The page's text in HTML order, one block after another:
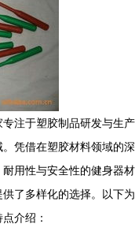
注于塑胶制品研发与生产
凭借在塑胶材料领域的深
用性与安全性的健身器材
了多样化的选择。以下为
介绍：